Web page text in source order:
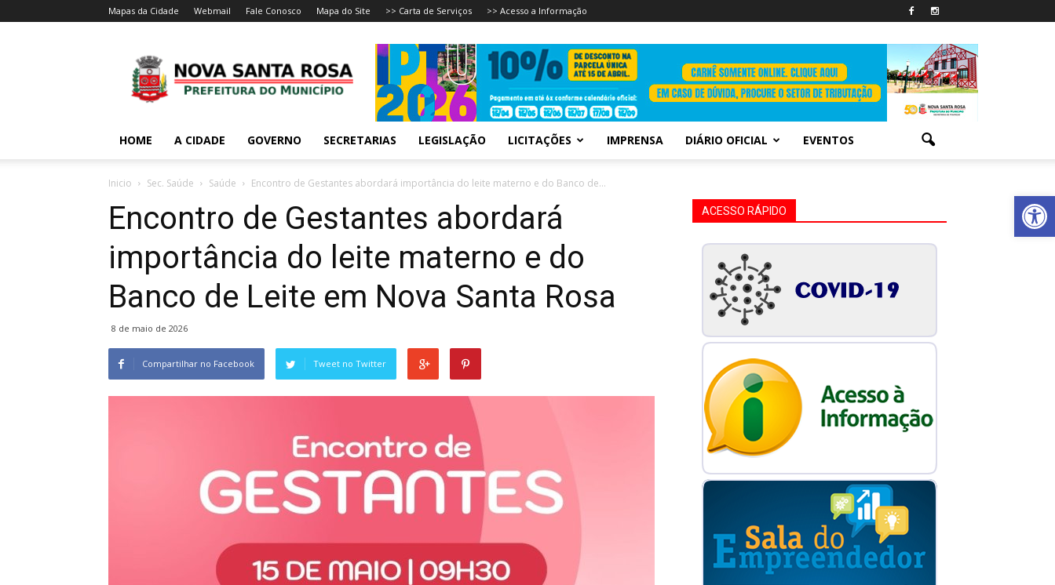
Abrir
Mapas da Cidade Webmail Fale Conosco Mapa do Site >> Carta de Serviços >> Acesso a Informação
HOME A CIDADE GOVERNO SECRETARIAS LEGISLAÇÃO LICITAÇÕES IMPRENSA DIÁRIO OFICIAL EVENTOS
Inicio Sec. Saúde Saúde Encontro de Gestantes abordará importância do leite materno e do Banco de...
Encontro de Gestantes abordará
importância do leite materno e do
Banco de Leite em Nova Santa Rosa
8 de maio de 2026
Compartilhar no Facebook Tweet no Twitter
ACESSO RÁPIDO